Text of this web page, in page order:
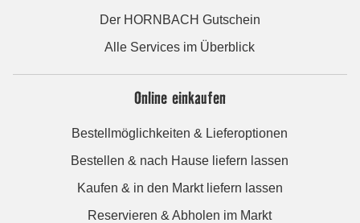
Der HORNBACH Gutschein
Alle Services im Überblick
Online einkaufen
Bestellmöglichkeiten & Lieferoptionen
Bestellen & nach Hause liefern lassen
Kaufen & in den Markt liefern lassen
Reservieren & Abholen im Markt